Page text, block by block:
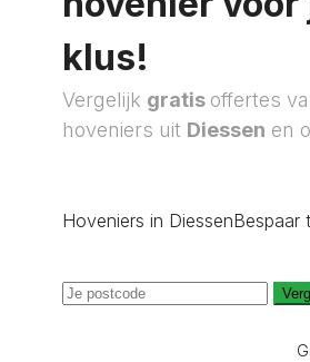
klus!
Vergelijk gratis offertes
hoveniers uit Diessen en
Hoveniers in DiessenBespaar